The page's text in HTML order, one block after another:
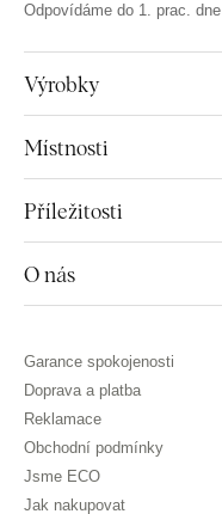
Výrobky
Místnosti
Příležitosti
O nás
Odpovídáme do 1. prac. dne
Garance spokojenosti
Doprava a platba
Reklamace
Obchodní podmínky
Jsme ECO
Jak nakupovat